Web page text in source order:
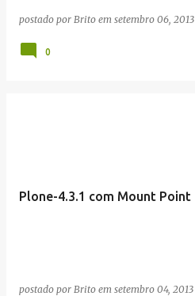
postado por Brito em setembro 06, 2013
0
Plone-4.3.1 com Mount Point
postado por Brito em setembro 04, 2013